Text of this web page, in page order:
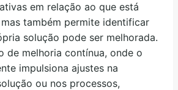
em relação ao que está
também permite identificar
solução pode ser melhorada.
de melhoria contínua, onde o
impulsiona ajustes na
ou nos processos,